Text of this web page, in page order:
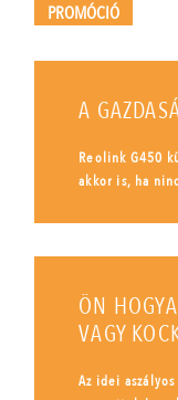
PROMÓCIÓ
A
Reolink G450
akkor is, ha
ÖN
VAGY
Az idei